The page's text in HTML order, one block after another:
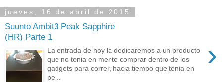
jueves, 16 de abril de 2015
Suunto Ambit3 Peak Sapphire
(HR) Parte 1
›
La entrada de hoy la dedicaremos a un producto
que no tenia en mente comprar dentro de los
gadgets para correr, hacia tiempo que tenia en
pe...